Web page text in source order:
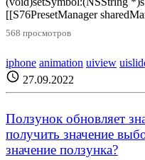
[[S76PresetManager
568 просмотров
iphone animation uiview
schedule 27.09.2022
Ползунок обновляет
получить значение
значение ползунка?